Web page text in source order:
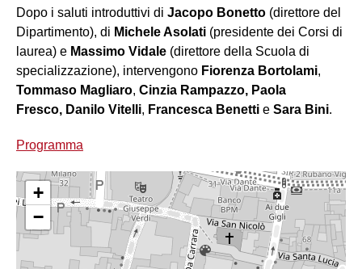
Dopo i saluti introduttivi di Jacopo Bonetto (direttore del
Dipartimento), di Michele Asolati (presidente dei Corsi di
laurea) e Massimo Vidale (direttore della Scuola di
specializzazione), intervengono Fiorenza Bortolami,
Tommaso Magliaro, Cinzia Rampazzo, Paola
Fresco, Danilo Vitelli, Francesca Benetti e Sara Bini.
Programma
+
−